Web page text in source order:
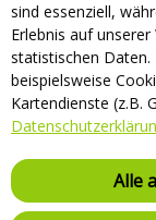
sind essenziell,
Erlebnis auf
statistischen
beispielsweise
Kartendienste (z.B.
Alle